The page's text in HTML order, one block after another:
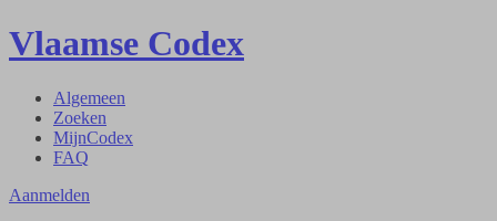
Vlaamse Codex
Algemeen
Zoeken
MijnCodex
FAQ
Aanmelden